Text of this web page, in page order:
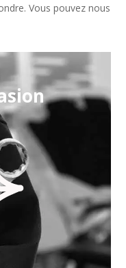
Vous pouvez nous